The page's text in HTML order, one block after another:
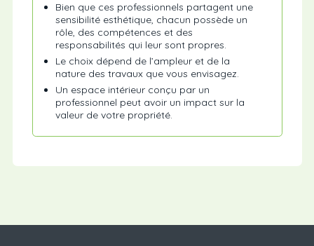
Bien que ces professionnels partagent une
sensibilité esthétique, chacun possède un
rôle, des compétences et des
responsabilités qui leur sont propres.
Le choix dépend de l’ampleur et de la
nature des travaux que vous envisagez.
Un espace intérieur conçu par un
professionnel peut avoir un impact sur la
valeur de votre propriété.